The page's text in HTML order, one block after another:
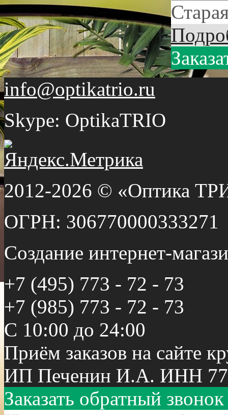
info@optikatrio.ru
Skype: OptikaTRIO
2012-2026 © «Оптика
ОГРН: 306770000333271
Создание интернет-
+7 (495) 773 - 72 - 73
+7 (985) 773 - 72 - 73
С 10:00 до 24:00
Приём заказов на сайте
ИП Печенин И.А. ИНН
Заказать обратный звонок